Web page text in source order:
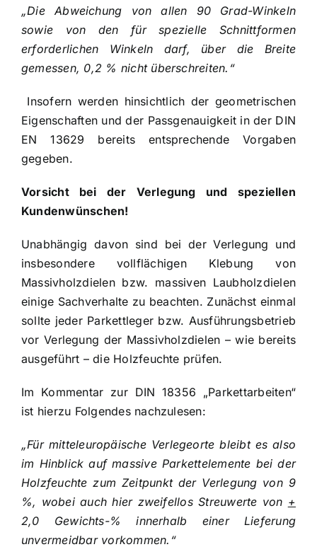
„Die Abweichung von allen 90 Grad-Winkeln
sowie von den für spezielle Schnittformen
erforderlichen Winkeln darf, über die Breite
gemessen, 0,2 % nicht überschreiten.“
Insofern werden hinsichtlich der geometrischen
Eigenschaften und der Passgenauigkeit in der DIN
EN 13629 bereits entsprechende Vorgaben
gegeben.
Vorsicht bei der Verlegung und speziellen
Kundenwünschen!
Unabhängig davon sind bei der Verlegung und
insbesondere vollflächigen Klebung von
Massivholzdielen bzw. massiven Laubholzdielen
einige Sachverhalte zu beachten. Zunächst einmal
sollte jeder Parkettleger bzw. Ausführungsbetrieb
vor Verlegung der Massivholzdielen – wie bereits
ausgeführt – die Holzfeuchte prüfen.
Im Kommentar zur DIN 18356 „Parkettarbeiten“
ist hierzu Folgendes nachzulesen:
„Für mitteleuropäische Verlegeorte bleibt es also
im Hinblick auf massive Parkettelemente bei der
Holzfeuchte zum Zeitpunkt der Verlegung von 9
%, wobei auch hier zweifellos Streuwerte von +
2,0 Gewichts-% innerhalb einer Lieferung
unvermeidbar vorkommen.“